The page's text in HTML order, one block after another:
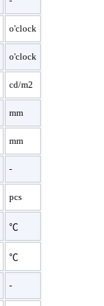
o'clock
o'clock
cd/m2
mm
mm
-
pcs
℃
℃
-